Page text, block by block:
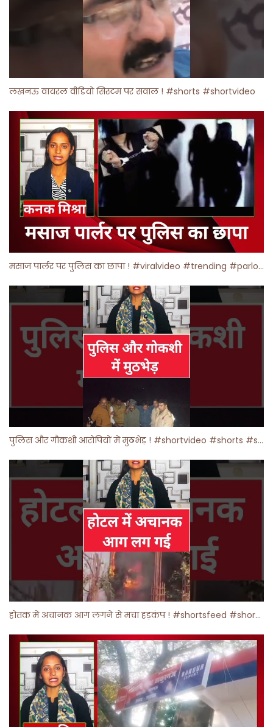
लखनऊ वायरल वीडियो सिस्टम पर सवाल ! #shorts #shortvideo
मसाज पार्लर पर पुलिस का छापा ! #viralvideo #trending #parlour
पुलिस और गौकशी आरोपियों में मुठभेड़ ! #shortvideo #shorts #shortsfeed
होतक में अचानक आग लगने से मचा हड़कंप ! #shortsfeed #shorts #viralshorts